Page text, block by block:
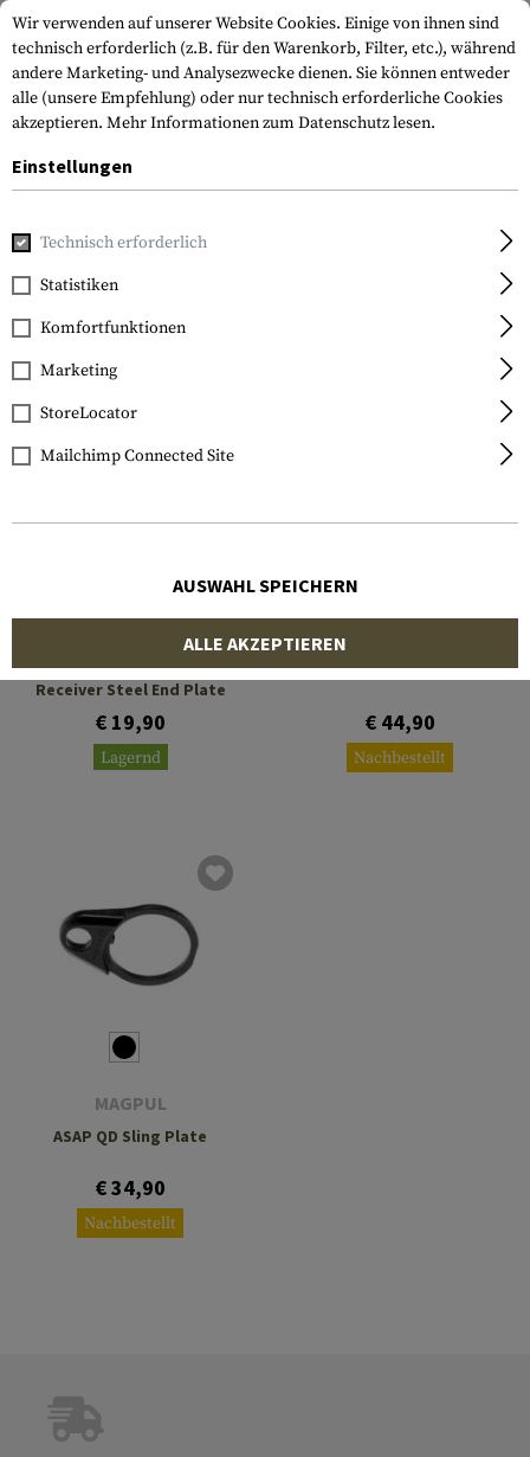
Home Tactical Gear
FILTER
AR-15 Quick Detach
Receiver Steel End Plate
€ 19,90
Lagernd
ASAP Sling Plate
€ 44,90
Nachbestellt
MAGPUL
ASAP QD Sling Plate
€ 34,90
Nachbestellt
Wir verwenden auf unserer Website Cookies. Einige von ihnen sind
technisch erforderlich (z.B. für den Warenkorb, Filter, etc.), während
andere Marketing- und Analysezwecke dienen. Sie können entweder
alle (unsere Empfehlung) oder nur technisch erforderliche Cookies
akzeptieren. Mehr Informationen zum Datenschutz lesen.
Einstellungen
Technisch erforderlich
Statistiken
Komfortfunktionen
Marketing
StoreLocator
Mailchimp Connected Site
AUSWAHL SPEICHERN
ALLE AKZEPTIEREN